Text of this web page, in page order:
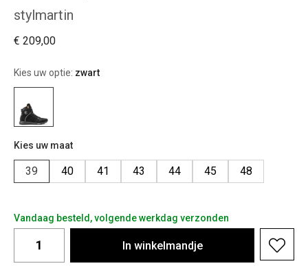
stylmartin
€ 209,00
Kies uw optie: zwart
Kies uw maat
39 40 41 43 44 45 48
Vandaag besteld, volgende werkdag verzonden
In winkelmandje